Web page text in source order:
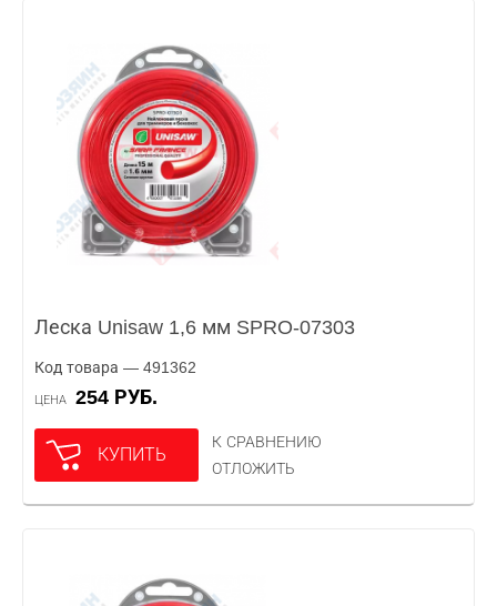
Леска Unisaw 1,6 мм SPRO-07303
Код товара — 491362
ЦЕНА 254 РУБ.
КУПИТЬ
К СРАВНЕНИЮ
ОТЛОЖИТЬ